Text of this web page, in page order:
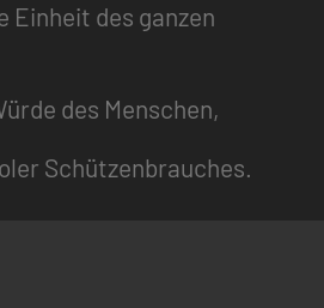
Einheit des ganzen
des Menschen,
Schützenbrauches.